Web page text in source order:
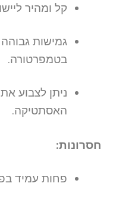
קל ומהיר
גמישות
בטמפרטורה.
ניתן לצבוע
האסתטיקה.
חסרונות:
פחות עמיד